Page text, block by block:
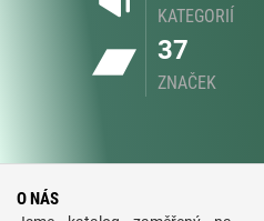
KATEGORIÍ
37
ZNAČEK
O NÁS